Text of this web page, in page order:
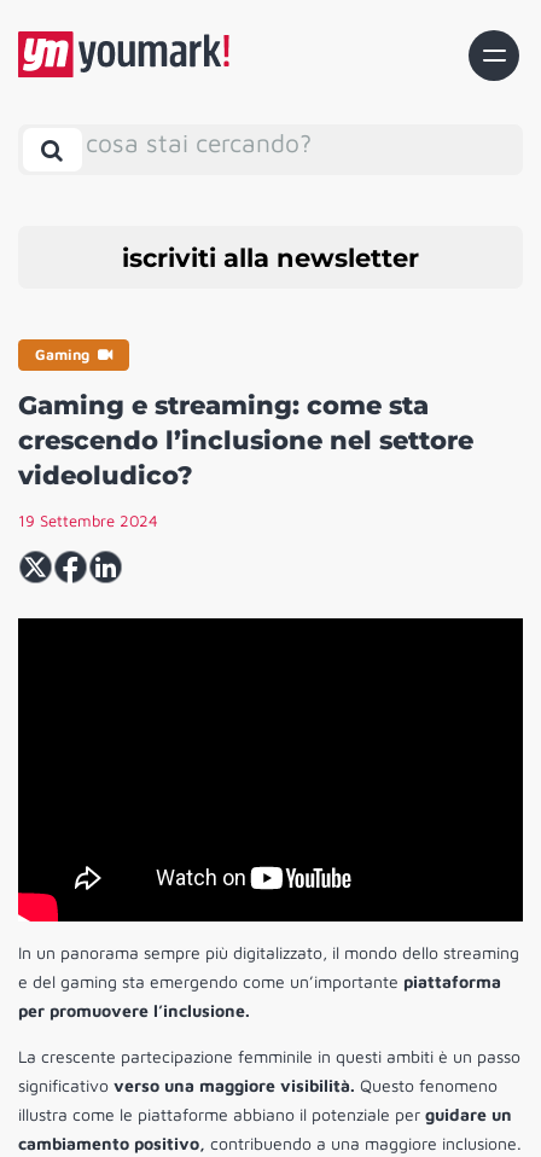
cosa stai cercando?
iscriviti alla newsletter
Gaming
Gaming e streaming: come sta
crescendo l’inclusione nel settore
videoludico?
19 Settembre 2024
In un panorama sempre più digitalizzato, il mondo dello streaming
e del gaming sta emergendo come un’importante piattaforma
per promuovere l’inclusione.
La crescente partecipazione femminile in questi ambiti è un passo
significativo verso una maggiore visibilità. Questo fenomeno
illustra come le piattaforme abbiano il potenziale per guidare un
cambiamento positivo, contribuendo a una maggiore inclusione.